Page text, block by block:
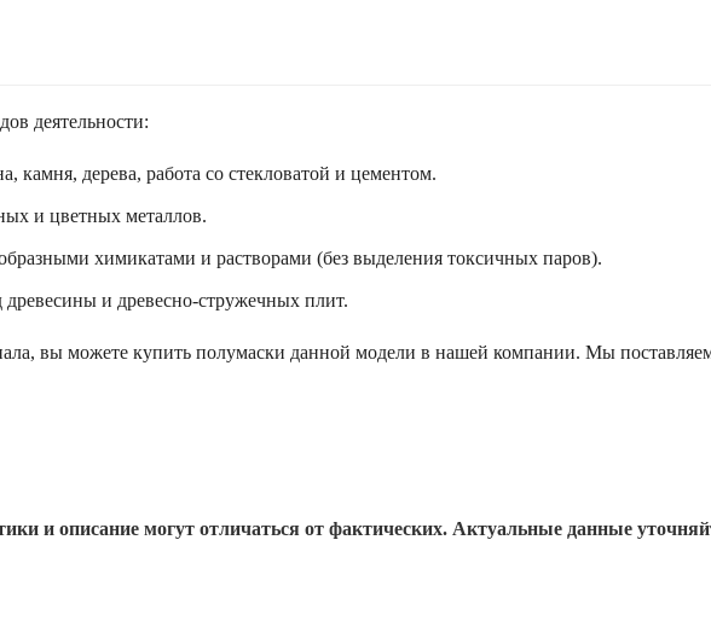
деятельности:
камня, дерева, работа со стекловатой и цементом.
и цветных металлов.
химикатами и растворами (без выделения токсичных паров).
и древесно-стружечных плит.
вы можете купить полумаски данной модели в нашей компании. Мы
и описание могут отличаться от фактических. Актуальные данные